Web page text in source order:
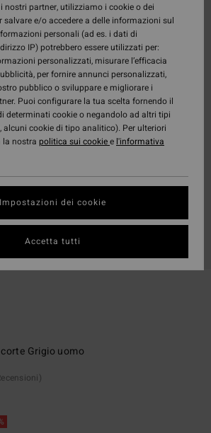
Grigio uomo
nostri partner, utilizziamo i cookie o dei
e/o accedere a delle informazioni sul
personali (ad es. i dati di
IP) potrebbero essere utilizzati per:
personalizzati, misurare l’efficacia
per fornire annunci personalizzati,
pubblico o sviluppare e migliorare i
Puoi configurare la tua scelta fornendo il
determinati cookie o negandolo ad altri tipi
alcuni cookie di tipo analitico). Per ulteriori
nostra politica sui cookiee l'informativa
Impostazioni dei cookie
Accetta tutti